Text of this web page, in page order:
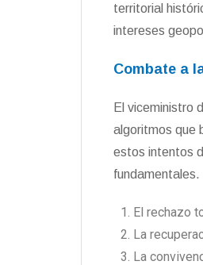
territorial
intereses
Combate a
El viceministro
algoritmos que
estos intentos
fundamentales.
El rechazo
La
La